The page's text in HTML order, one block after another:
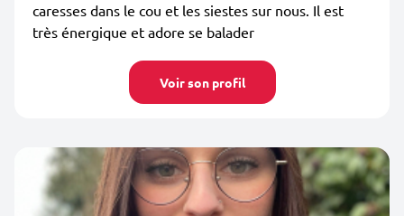
caresses dans le cou et les siestes sur nous. Il est
très énergique et adore se balader
Voir son profil